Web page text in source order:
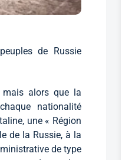
de Russie
mais alors que la
nationalité
une « Région
de la Russie, à la
de type